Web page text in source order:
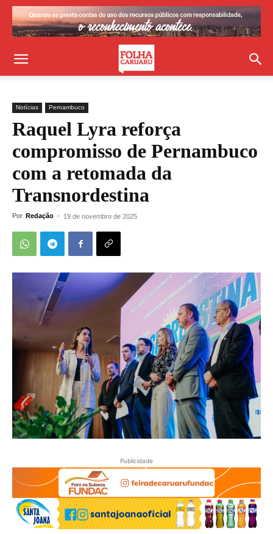
Notícias Pernambuco
Raquel Lyra reforça
compromisso de Pernambuco
com a retomada da
Transnordestina
Por Redação - 19 de novembro de 2025
Publicidade